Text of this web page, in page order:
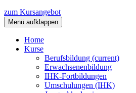
zum Kursangebot
Menü aufklappen
Home
Kurse
Berufsbildung (current)
Erwachsenenbildung
IHK-Fortbildungen
Umschulungen (IHK)